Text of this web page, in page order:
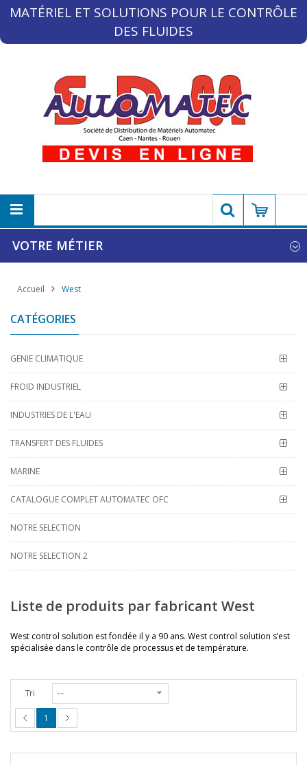
MATÉRIEL ET SOLUTIONS POUR LE CONTRÔLE
DES FLUIDES
VOTRE MÉTIER
Accueil West
CATÉGORIES
GENIE CLIMATIQUE
FROID INDUSTRIEL
INDUSTRIES DE L'EAU
TRANSFERT DES FLUIDES
MARINE
CATALOGUE COMPLET AUTOMATEC OFC
NOTRE SELECTION
NOTRE SELECTION 2
Liste de produits par fabricant West
West control solution est fondée il y a 90 ans. West control solution s’est
spécialisée dans le contrôle de processus et de température.
Tri
1